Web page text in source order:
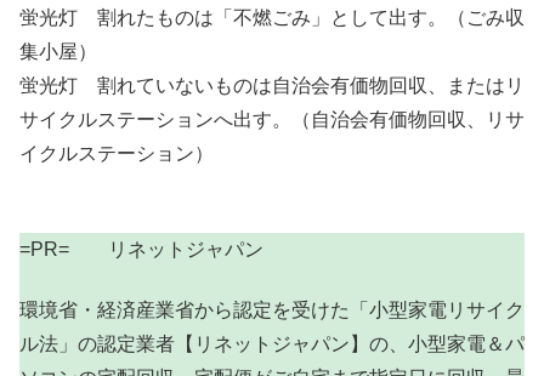
蛍光灯 割れたものは「不燃ごみ」として出す。（ごみ収
集小屋）
蛍光灯 割れていないものは自治会有価物回収、またはリ
サイクルステーションへ出す。（自治会有価物回収、リサ
イクルステーション）
=PR= リネットジャパン
環境省・経済産業省から認定を受けた「小型家電リサイク
ル法」の認定業者【リネットジャパン】の、小型家電＆パ